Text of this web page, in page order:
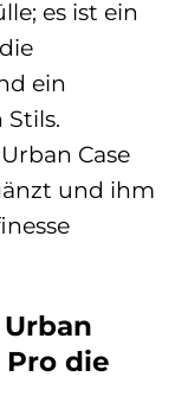
es ist ein
ein
Case
und ihm
Pro die